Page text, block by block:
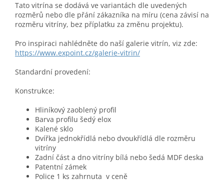
Tato vitrína se dodává ve variantách dle uvedených
rozměrů nebo dle přání zákazníka na míru (cena závisí na
rozměru vitríny, bez příplatku za změnu projektu).
Pro inspiraci nahlédněte do naší galerie vitrín, viz zde:
https://www.expoint.cz/galerie-vitrin/
Standardní provedení:
Konstrukce:
Hliníkový zaoblený profil
Barva profilu šedý elox
Kalené sklo
Dvířka jednokřídlá nebo dvoukřídlá dle rozměru
vitríny
Zadní část a dno vitríny bílá nebo šedá MDF deska
Patentní zámek
Police 1 ks zahrnuta v ceně